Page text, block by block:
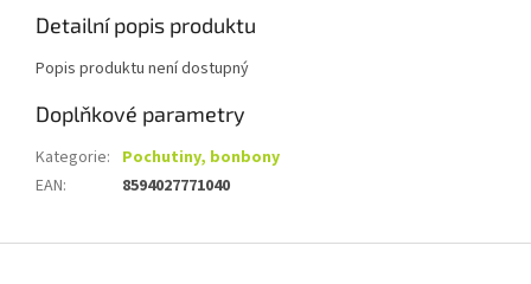
Detailní popis produktu
Popis produktu není dostupný
Doplňkové parametry
Kategorie: Pochutiny, bonbony
EAN: 8594027771040